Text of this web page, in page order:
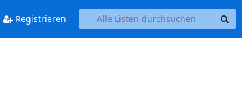
Registrieren